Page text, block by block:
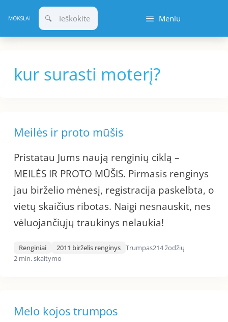
prie
turinio
Meniu
kur surasti moterį?
Meilės ir proto mūšis
Pristatau Jums naują renginių ciklą –
MEILĖS IR PROTO MŪŠIS. Pirmasis renginys
jau birželio mėnesį, registracija paskelbta, o
vietų skaičius ribotas. Naigi nesnauskit, nes
vėluojančiųjų traukinys nelaukia!
Renginiai 2011 birželis renginys Trumpas214 žodžių
2 min. skaitymo
Melo kojos trumpos